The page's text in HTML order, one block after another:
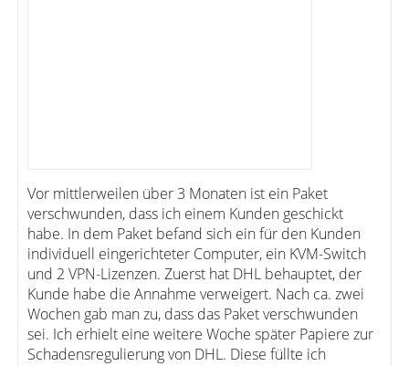
Vor mittlerweilen über 3 Monaten ist ein Paket
verschwunden, dass ich einem Kunden geschickt
habe. In dem Paket befand sich ein für den Kunden
individuell eingerichteter Computer, ein KVM-Switch
und 2 VPN-Lizenzen. Zuerst hat DHL behauptet, der
Kunde habe die Annahme verweigert. Nach ca. zwei
Wochen gab man zu, dass das Paket verschwunden
sei. Ich erhielt eine weitere Woche später Papiere zur
Schadensregulierung von DHL. Diese füllte ich